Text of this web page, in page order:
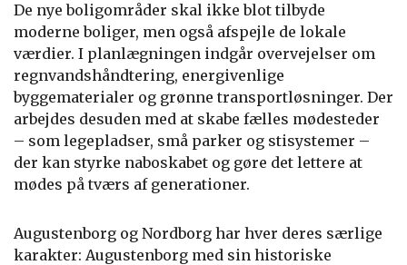
De nye boligområder skal ikke blot tilbyde
moderne boliger, men også afspejle de lokale
værdier. I planlægningen indgår overvejelser om
regnvandshåndtering, energivenlige
byggematerialer og grønne transportløsninger. Der
arbejdes desuden med at skabe fælles mødesteder
– som legepladser, små parker og stisystemer –
der kan styrke naboskabet og gøre det lettere at
mødes på tværs af generationer.
Augustenborg og Nordborg har hver deres særlige
karakter: Augustenborg med sin historiske